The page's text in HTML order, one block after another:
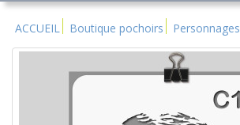
ACCUEIL Boutique pochoirs Personnages